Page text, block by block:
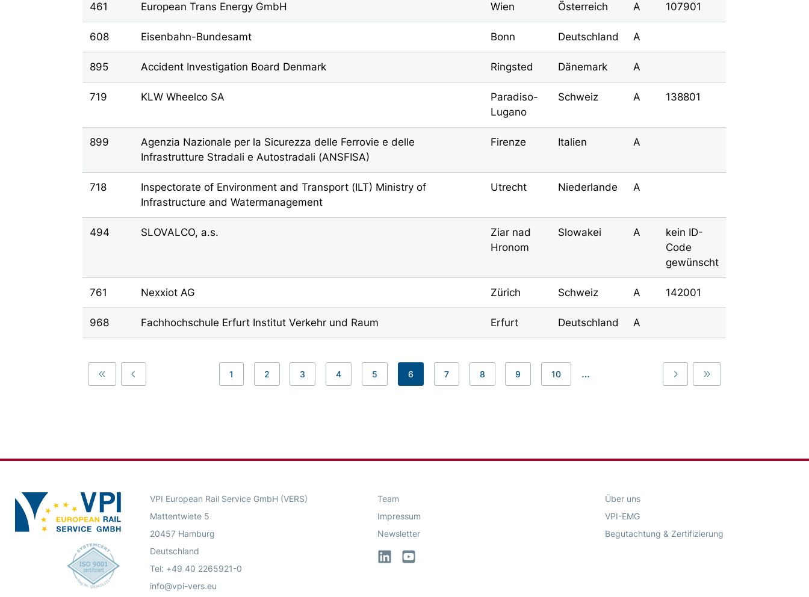
461 European Trans Energy GmbH Wien Österreich A 107901
608 Eisenbahn-Bundesamt Bonn Deutschland A
895 Accident Investigation Board Denmark Ringsted Dänemark A
719 KLW Wheelco SA
Paradiso-
Lugano
Schweiz A 138801
899
Agenzia Nazionale per la Sicurezza delle Ferrovie e delle
Infrastrutture Stradali e Autostradali (ANSFISA)
Firenze Italien A
718
Inspectorate of Environment and Transport (ILT) Ministry of
Infrastructure and Watermanagement
Utrecht Niederlande A
494 SLOVALCO, a.s.
Ziar nad
Hronom
Slowakei A
kein ID-
Code
gewünscht
761 Nexxiot AG Zürich Schweiz A 142001
968 Fachhochschule Erfurt Institut Verkehr und Raum Erfurt Deutschland A
First Previous
1 2 3 4 5 6 7 8 9 10 …
Last Last
VPI European Rail Service GmbH (VERS)
Mattentwiete 5
20457 Hamburg
Deutschland
Tel: +49 40 2265921-0
info@vpi-vers.eu
Team
Impressum
Newsletter
LinkedInYouTube
Über uns
VPI-EMG
Begutachtung & Zertifizierung